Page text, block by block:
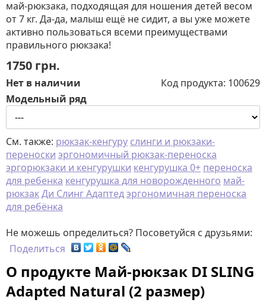
май-рюкзака, подходящая для ношения детей весом
от 7 кг. Да-да, малыш ещё не сидит, а вы уже можете
активно пользоваться всеми преимуществами
правильного рюкзака!
1750 грн.
Нет в наличии Код продукта: 100629
Модельный ряд
См. также: рюкзак-кенгуру слинги и рюкзаки-
переноски эргономичный рюкзак-переноска
эргорюкзаки и кенгурушки кенгурушка 0+ переноска
для ребенка кенгурушка для новорожденного май-
рюкзакДи Слинг Адаптедэргономичная переноска
для ребёнка
Не можешь определиться? Посоветуйся с друзьями:
Поделиться
О продукте Май-рюкзак DI SLING
Adapted Natural (2 размер)